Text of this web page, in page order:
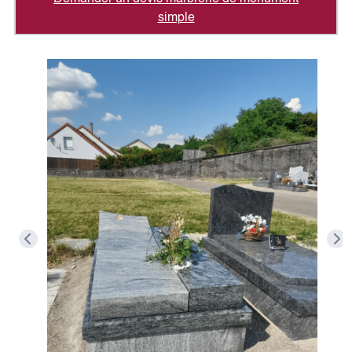
simple